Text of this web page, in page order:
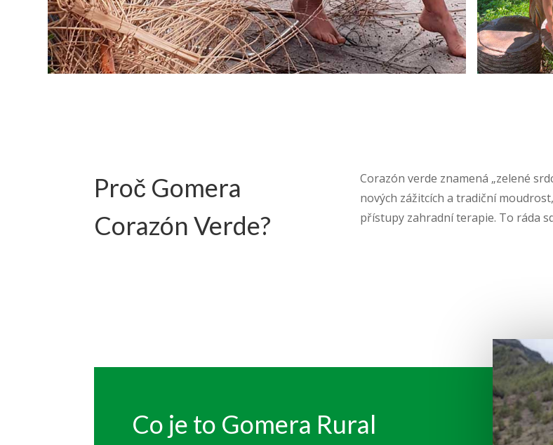
Proč Gomera
Corazón Verde?
Corazón verde znamená „zelené
nových zážitcích a tradiční
přístupy zahradní terapie. To ráda
Co je to Gomera Rural